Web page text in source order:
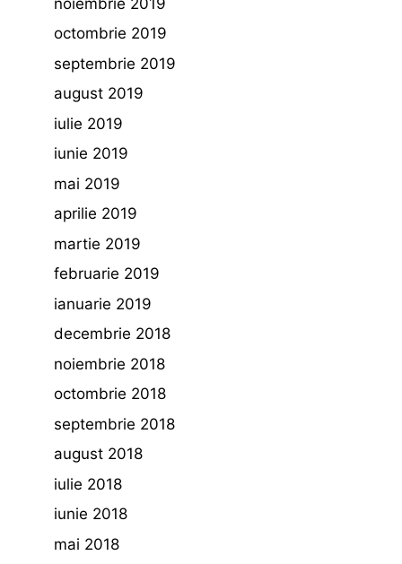
octombrie 2019
septembrie 2019
august 2019
iulie 2019
iunie 2019
mai 2019
aprilie 2019
martie 2019
februarie 2019
ianuarie 2019
decembrie 2018
noiembrie 2018
octombrie 2018
septembrie 2018
august 2018
iulie 2018
iunie 2018
mai 2018